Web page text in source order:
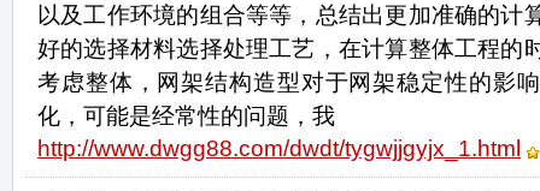
以及工作环境的组合等等，总结出更加准确的计
好的选择材料选择处理工艺，在计算整体工程的
考虑整体，网架结构造型对于网架稳定性的影
化，可能是经常性的问题，我
http://www.dwgg88.com/dwdt/tygwjjgyjx_1.html